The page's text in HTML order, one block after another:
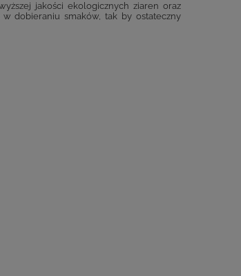
jakości ekologicznych ziaren oraz
dobieraniu smaków, tak by ostateczny